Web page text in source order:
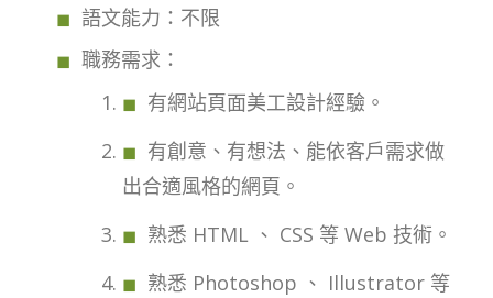
語文能力：不限
職務需求：
有網站頁面美工設計經驗。
有創意、有想法、能依客戶需求做
出合適風格的網頁。
熟悉 HTML 、 CSS 等 Web 技術。
熟悉 Photoshop 、 Illustrator 等